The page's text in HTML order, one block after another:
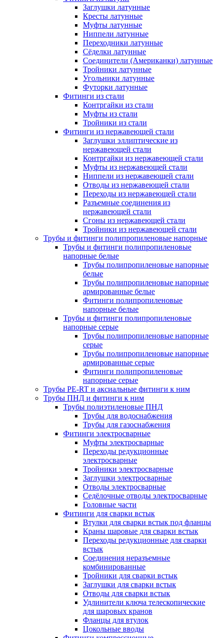
Заглушки латунные
Кресты латунные
Муфты латунные
Ниппели латунные
Переходники латунные
Сёделки латунные
Соединители (Американки) латунные
Тройники латунные
Угольники латунные
Футорки латунные
Фитинги из стали
Контргайки из стали
Муфты из стали
Тройники из стали
Фитинги из нержавеющей стали
Заглушки эллиптические из
нержавеющей стали
Контргайки из нержавеющей стали
Муфты из нержавеющей стали
Ниппели из нержавеющей стали
Отводы из нержавеющей стали
Переходы из нержавеющей стали
Разъемные соединения из
нержавеющей стали
Сгоны из нержавеющей стали
Тройники из нержавеющей стали
Трубы и фитинги полипропиленовые напорные
Трубы и фитинги полипропиленовые
напорные белые
Трубы полипропиленовые напорные
белые
Трубы полипропиленовые напорные
армированные белые
Фитинги полипропиленовые
напорные белые
Трубы и фитинги полипропиленовые
напорные серые
Трубы полипропиленовые напорные
серые
Трубы полипропиленовые напорные
армированные серые
Фитинги полипропиленовые
напорные серые
Трубы PE-RT и аксиальные фитинги к ним
Трубы ПНД и фитинги к ним
Трубы полиэтиленовые ПНД
Трубы для водоснабжения
Трубы для газоснабжения
Фитинги электросварные
Муфты электросварные
Переходы редукционные
электросварные
Тройники электросварные
Заглушки электросварные
Отводы электросварные
Седёлочные отводы электросварные
Головные части
Фитинги для сварки встык
Втулки для сварки встык под фланцы
Краны шаровые для сварки встык
Переходы редукционные для сварки
встык
Соединения неразъемные
комбинированные
Тройники для сварки встык
Заглушки для сварки встык
Отводы для сварки встык
Удлинители ключа телескопические
для шаровых кранов
Фланцы для втулок
Цокольные вводы